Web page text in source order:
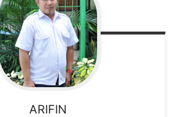
ARIFIN